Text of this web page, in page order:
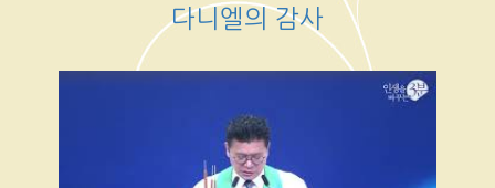
다니엘의 감사